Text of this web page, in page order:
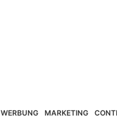
WERBUNG MARKETING